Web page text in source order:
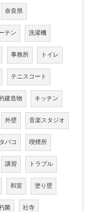
奈良県
テン 洗濯機
事務所 トイレ
テニスコート
建造物 キッチン
外壁 音楽スタジオ
タバコ 喫煙所
講習 トラブル
和室 塗り壁
菌 社寺